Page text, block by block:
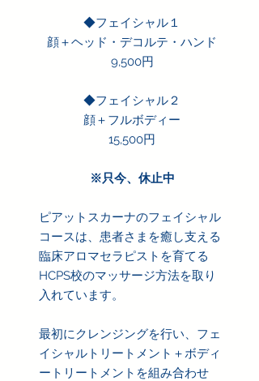
◆フェイシャル１
顔＋ヘッド・デコルテ・ハンド
9,500円
◆フェイシャル２
顔＋フルボディー
15,500円
※只今、休止中
ピアットスカーナのフェイシャル
コースは、患者さまを癒し支える
臨床アロマセラピストを育てる
HCPS校のマッサージ方法を取り
入れています。
最初にクレンジングを行い、フェ
イシャルトリートメント＋ボディ
ートリートメントを組み合わせ